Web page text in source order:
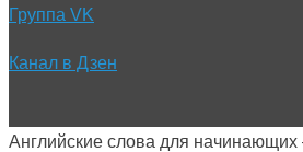
Группа VK
Канал в Дзен
Английские слова для